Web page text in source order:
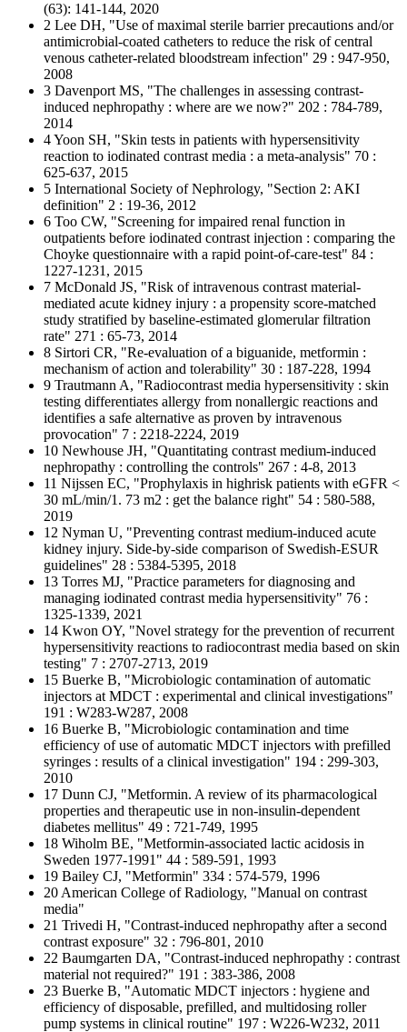
(63): 141-144, 2020
2 Lee DH, "Use of maximal sterile barrier precautions and/or
antimicrobial-coated catheters to reduce the risk of central
venous catheter-related bloodstream infection" 29 : 947-950,
2008
3 Davenport MS, "The challenges in assessing contrast-
induced nephropathy : where are we now?" 202 : 784-789,
2014
4 Yoon SH, "Skin tests in patients with hypersensitivity
reaction to iodinated contrast media : a meta-analysis" 70 :
625-637, 2015
5 International Society of Nephrology, "Section 2: AKI
definition" 2 : 19-36, 2012
6 Too CW, "Screening for impaired renal function in
outpatients before iodinated contrast injection : comparing the
Choyke questionnaire with a rapid point-of-care-test" 84 :
1227-1231, 2015
7 McDonald JS, "Risk of intravenous contrast material-
mediated acute kidney injury : a propensity score-matched
study stratified by baseline-estimated glomerular filtration
rate" 271 : 65-73, 2014
8 Sirtori CR, "Re-evaluation of a biguanide, metformin :
mechanism of action and tolerability" 30 : 187-228, 1994
9 Trautmann A, "Radiocontrast media hypersensitivity : skin
testing differentiates allergy from nonallergic reactions and
identifies a safe alternative as proven by intravenous
provocation" 7 : 2218-2224, 2019
10 Newhouse JH, "Quantitating contrast medium-induced
nephropathy : controlling the controls" 267 : 4-8, 2013
11 Nijssen EC, "Prophylaxis in highrisk patients with eGFR <
30 mL/min/1. 73 m2 : get the balance right" 54 : 580-588,
2019
12 Nyman U, "Preventing contrast medium-induced acute
kidney injury. Side-by-side comparison of Swedish-ESUR
guidelines" 28 : 5384-5395, 2018
13 Torres MJ, "Practice parameters for diagnosing and
managing iodinated contrast media hypersensitivity" 76 :
1325-1339, 2021
14 Kwon OY, "Novel strategy for the prevention of recurrent
hypersensitivity reactions to radiocontrast media based on skin
testing" 7 : 2707-2713, 2019
15 Buerke B, "Microbiologic contamination of automatic
injectors at MDCT : experimental and clinical investigations"
191 : W283-W287, 2008
16 Buerke B, "Microbiologic contamination and time
efficiency of use of automatic MDCT injectors with prefilled
syringes : results of a clinical investigation" 194 : 299-303,
2010
17 Dunn CJ, "Metformin. A review of its pharmacological
properties and therapeutic use in non-insulin-dependent
diabetes mellitus" 49 : 721-749, 1995
18 Wiholm BE, "Metformin-associated lactic acidosis in
Sweden 1977-1991" 44 : 589-591, 1993
19 Bailey CJ, "Metformin" 334 : 574-579, 1996
20 American College of Radiology, "Manual on contrast
media"
21 Trivedi H, "Contrast-induced nephropathy after a second
contrast exposure" 32 : 796-801, 2010
22 Baumgarten DA, "Contrast-induced nephropathy : contrast
material not required?" 191 : 383-386, 2008
23 Buerke B, "Automatic MDCT injectors : hygiene and
efficiency of disposable, prefilled, and multidosing roller
pump systems in clinical routine" 197 : W226-W232, 2011